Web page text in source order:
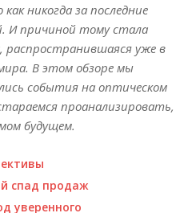
никогда за последние
И причиной тому стала
распространившаяся уже в
В этом обзоре мы
события на оптическом
проанализировать,
будущем.
спад продаж
уверенного